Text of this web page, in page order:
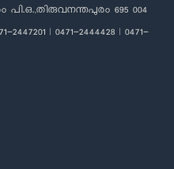
695 004
2447201 | 0471-2444428 | 0471-